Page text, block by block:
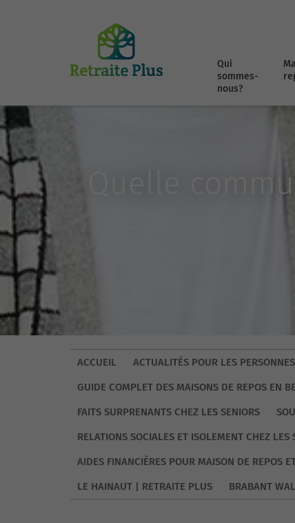
Qui
sommes-
nous?
Quelle
ACCUEIL ACTUALITÉS POUR LES
GUIDE COMPLET DES MAISONS DE REPOS EN
FAITS SURPRENANTS CHEZ LES SENIORS
RELATIONS SOCIALES ET ISOLEMENT CHEZ LES
AIDES FINANCIÈRES POUR MAISON DE REPOS
LE HAINAUT | RETRAITE PLUS
BRABANT